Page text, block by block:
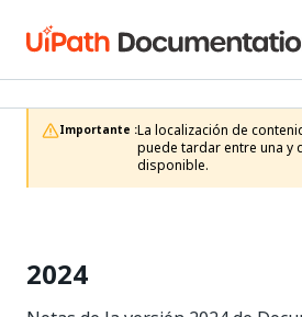
Importante :La localización de
puede tardar entre una y
disponible.
2024